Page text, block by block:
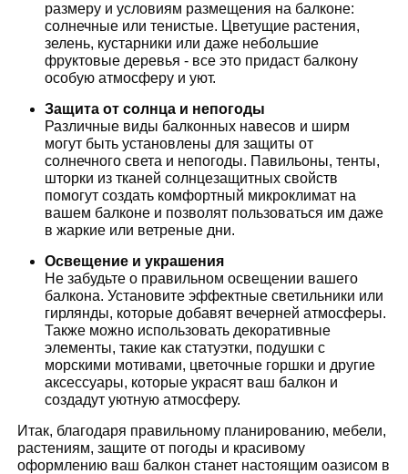
размеру и условиям размещения на балконе:
солнечные или тенистые. Цветущие растения,
зелень, кустарники или даже небольшие
фруктовые деревья - все это придаст балкону
особую атмосферу и уют.
Защита от солнца и непогоды
Различные виды балконных навесов и ширм
могут быть установлены для защиты от
солнечного света и непогоды. Павильоны, тенты,
шторки из тканей солнцезащитных свойств
помогут создать комфортный микроклимат на
вашем балконе и позволят пользоваться им даже
в жаркие или ветреные дни.
Освещение и украшения
Не забудьте о правильном освещении вашего
балкона. Установите эффектные светильники или
гирлянды, которые добавят вечерней атмосферы.
Также можно использовать декоративные
элементы, такие как статуэтки, подушки с
морскими мотивами, цветочные горшки и другие
аксессуары, которые украсят ваш балкон и
создадут уютную атмосферу.
Итак, благодаря правильному планированию, мебели,
растениям, защите от погоды и красивому
оформлению ваш балкон станет настоящим оазисом в